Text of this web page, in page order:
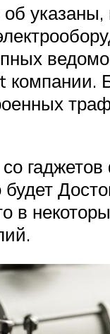
указаны,
в